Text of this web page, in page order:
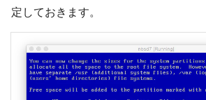
定しておきます。